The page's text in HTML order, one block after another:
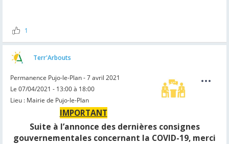
1
Terr'Arbouts
Permanence Pujo-le-Plan - 7 avril 2021
Le 07/04/2021 - 13:00 à 18:00
Lieu : Mairie de Pujo-le-Plan
IMPORTANT
Suite à l’annonce des dernières consignes
gouvernementales concernant la COVID-19, merci